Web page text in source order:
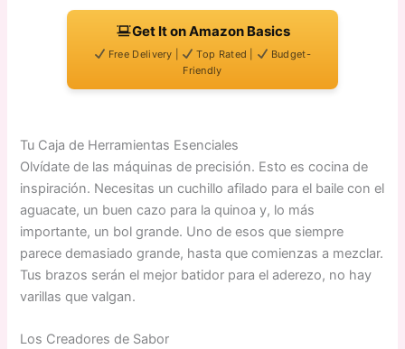
Get It on Amazon Basics
Free Delivery | Top Rated |
Budget-
Friendly
Tu Caja de Herramientas Esenciales
Olvídate de las máquinas de precisión. Esto es cocina de
inspiración. Necesitas un cuchillo afilado para el baile con el
aguacate, un buen cazo para la quinoa y, lo más
importante, un bol grande. Uno de esos que siempre
parece demasiado grande, hasta que comienzas a mezclar.
Tus brazos serán el mejor batidor para el aderezo, no hay
varillas que valgan.
Los Creadores de Sabor